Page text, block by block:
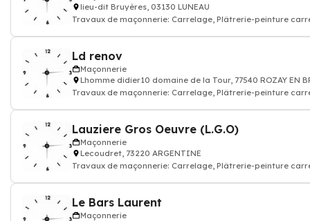
lieu-dit Bruyères, 03130 LUNEAU
Travaux de maçonnerie: Carrelage, Plâtrerie-peinture
Ld renov
Maçonnerie
Lhomme didier10 domaine de la Tour, 77540 ROZAY EN
Travaux de maçonnerie: Carrelage, Plâtrerie-peinture
Lauziere Gros Oeuvre (L.G.O)
Maçonnerie
Lecoudret, 73220 ARGENTINE
Travaux de maçonnerie: Carrelage, Plâtrerie-peinture
Le Bars Laurent
Maçonnerie